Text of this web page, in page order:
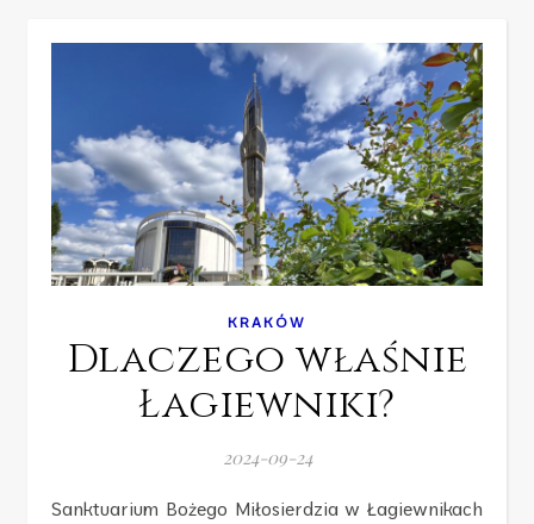
KRAKÓW
Dlaczego właśnie
Łagiewniki?
2024-09-24
Sanktuarium Bożego Miłosierdzia w Łagiewnikach